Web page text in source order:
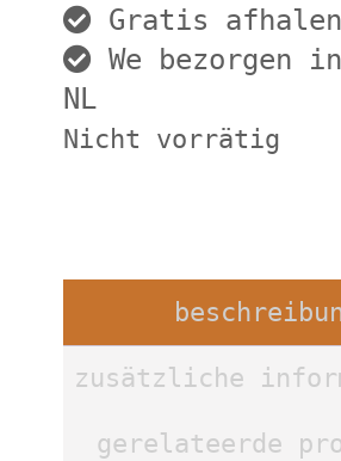
Gratis afhalen
We bezorgen
NL
Nicht vorrätig
zusätzliche
gerelateerde